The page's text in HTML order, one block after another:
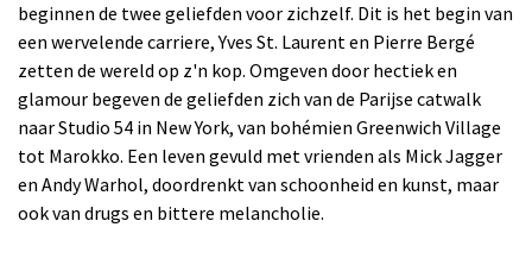
beginnen de twee geliefden voor zichzelf. Dit is het begin van
een wervelende carriere, Yves St. Laurent en Pierre Bergé
zetten de wereld op z'n kop. Omgeven door hectiek en
glamour begeven de geliefden zich van de Parijse catwalk
naar Studio 54 in New York, van bohémien Greenwich Village
tot Marokko. Een leven gevuld met vrienden als Mick Jagger
en Andy Warhol, doordrenkt van schoonheid en kunst, maar
ook van drugs en bittere melancholie.